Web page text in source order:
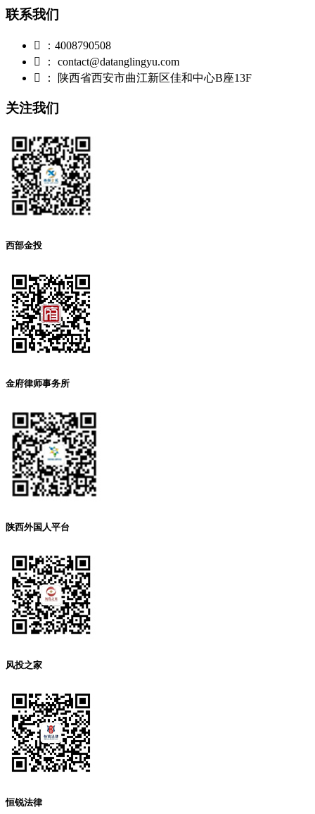
联系我们

：4008790508

： contact@datanglingyu.com

： 陕西省西安市曲江新区佳和中心B座13F
关注我们
西部金投
金府律师事务所
陕西外国人平台
风投之家
恒锐法律